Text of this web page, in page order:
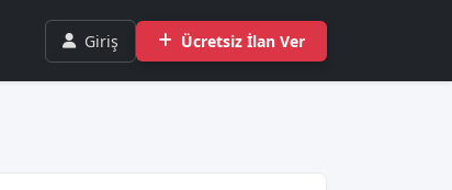
Giriş Ücretsiz İlan Ver